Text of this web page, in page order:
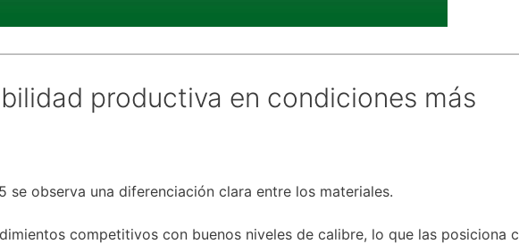
productiva en condiciones más
se observa una diferenciación clara entre los materiales.
competitivos con buenos niveles de calibre, lo que las posiciona